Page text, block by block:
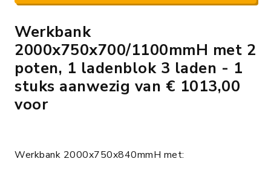
Werkbank
2000x750x700/1100mmH met 2
poten, 1 ladenblok 3 laden - 1
stuks aanwezig van € 1013,00
voor
Werkbank 2000x750x840mmH met: